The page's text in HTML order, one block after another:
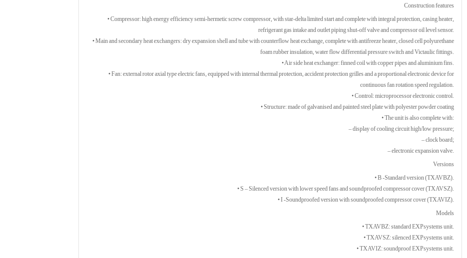
Construction features
• Compressor: high energy efficiency semi-hermetic screw compressor, with star-delta limited start and complete with integral protection, casing heater,
refrigerant gas intake and outlet piping shut-off valve and compressor oil level sensor.
• Main and secondary heat exchangers: dry expansion shell and tube with counterflow heat exchange, complete with antifreeze heater, closed cell polyurethane
foam rubber insulation, water flow differential pressure switch and Victaulic fittings.
• Air side heat exchanger: finned coil with copper pipes and aluminium fins.
• Fan: external rotor axial type electric fans, equipped with internal thermal protection, accident protection grilles and a proportional electronic device for
continuous fan rotation speed regulation.
• Control: microprocessor electronic control.
• Structure: made of galvanised and painted steel plate with polyester powder coating
• The unit is also complete with:
– display of cooling circuit high/low pressure;
– clock board;
– electronic expansion valve.
Versions
• B -Standard version (TXAVBZ).
• S – Silenced version with lower speed fans and soundproofed compressor cover (TXAVSZ).
• I -Soundproofed version with soundproofed compressor cover (TXAVIZ).
Models
• TXAVBZ: standard EXPsystems unit.
• TXAVSZ: silenced EXPsystems unit.
• TXAVIZ: soundproof EXPsystems unit.